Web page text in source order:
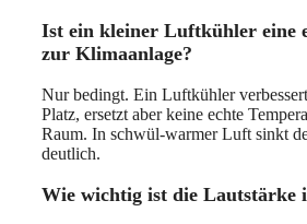
Ist ein kleiner Luftkühler eine
zur Klimaanlage?
Nur bedingt. Ein Luftkühler
Platz, ersetzt aber keine echte
Raum. In schwül-warmer Luft sinkt
deutlich.
Wie wichtig ist die Lautstärke